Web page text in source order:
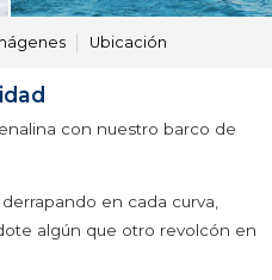
Ubicación
con nuestro barco de
en cada curva,
algún que otro revolcón en